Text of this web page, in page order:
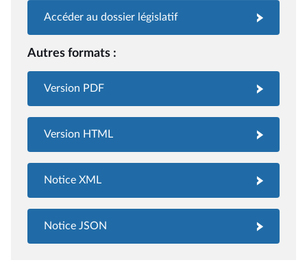
Accéder au dossier législatif
Autres formats :
Version PDF
Version HTML
Notice XML
Notice JSON